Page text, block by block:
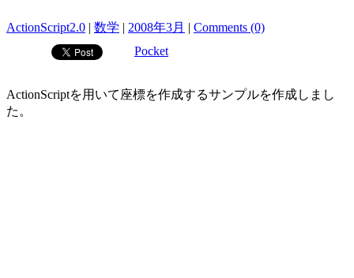
ActionScript2.0 | 数学 | 2008年3月 | Comments (0)
Pocket
ActionScriptを用いて座標を作成するサンプルを作成しまし
た。